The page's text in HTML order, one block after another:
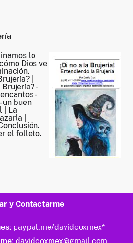
lo
Dios ve
|
-
-
un buen
| La
|
el folleto.
y Contactarme
paypal.me/davidcoxmex*
davidcoxmex@gmail.com